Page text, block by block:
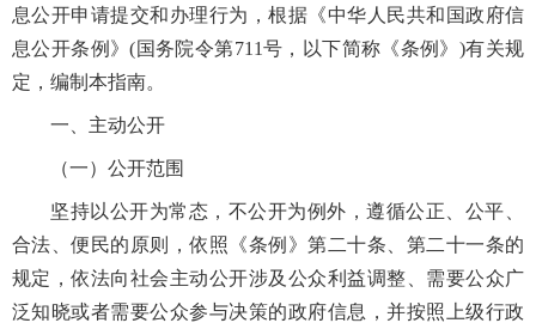
息公开申请提交和办理行为，根据《中华人民共和国政府信
息公开条例》(国务院令第711号，以下简称《条例》)有关规
定，编制本指南。
一、主动公开
（一）公开范围
坚持以公开为常态，不公开为例外，遵循公正、公平、
合法、便民的原则，依照《条例》第二十条、第二十一条的
规定，依法向社会主动公开涉及公众利益调整、需要公众广
泛知晓或者需要公众参与决策的政府信息，并按照上级行政